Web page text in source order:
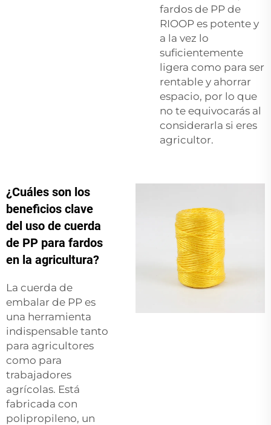
fardos de PP de
RIOOP es potente y
a la vez lo
suficientemente
ligera como para ser
rentable y ahorrar
espacio, por lo que
no te equivocarás al
considerarla si eres
agricultor.
¿Cuáles son los
beneficios clave
del uso de cuerda
de PP para fardos
en la agricultura?
La cuerda de
embalar de PP es
una herramienta
indispensable tanto
para agricultores
como para
trabajadores
agrícolas. Está
fabricada con
polipropileno, un